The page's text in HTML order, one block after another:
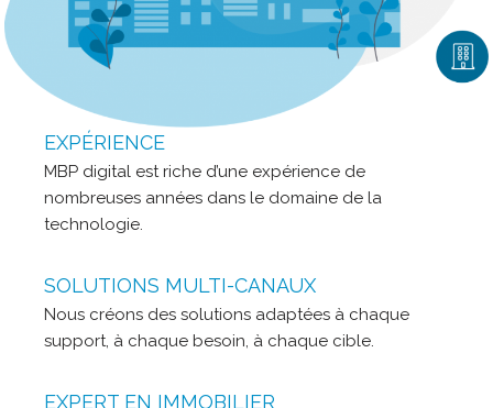
EXPÉRIENCE
MBP digital est riche d’une expérience de
nombreuses années dans le domaine de la
technologie.
SOLUTIONS MULTI-CANAUX
Nous créons des solutions adaptées à chaque
support, à chaque besoin, à chaque cible.
EXPERT EN IMMOBILIER